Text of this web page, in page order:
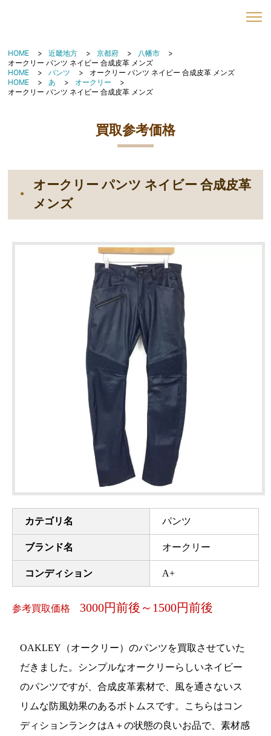
HOME 近畿地方 京都府
八幡市
オークリー パンツ ネイビー 合成皮革 メンズ
HOME
パンツ
オークリー パンツ ネイビー 合成皮革 メンズ
HOME
あ
オークリー
オークリー パンツ ネイビー 合成皮革 メンズ
買取参考価格
オークリー パンツ ネイビー 合成皮革
メンズ
カテゴリ名 パンツ
ブランド名 オークリー
コンディション A+
参考買取価格 3000円前後～1500円前後
OAKLEY（オークリー）のパンツを買取させていた
だきました。シンプルなオークリーらしいネイビー
のパンツですが、合成皮革素材で、風を通さないス
リムな防風効果のあるボトムスです。こちらはコン
ディションランクはA＋の状態の良いお品で、素材感